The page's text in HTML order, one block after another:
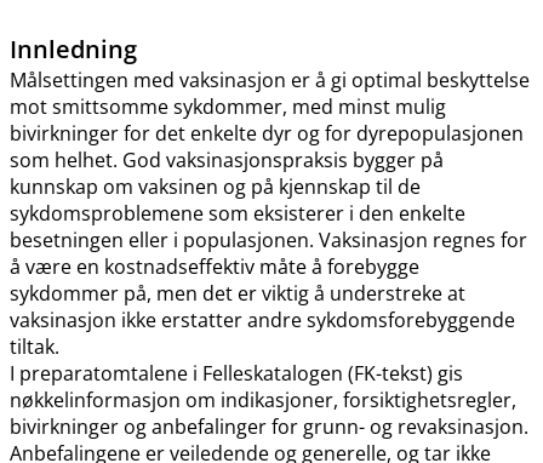
Innledning
Målsettingen med vaksinasjon er å gi optimal beskyttelse
mot smittsomme sykdommer, med minst mulig
bivirkninger for det enkelte dyr og for dyrepopulasjonen
som helhet. God vaksinasjonspraksis bygger på
kunnskap om vaksinen og på kjennskap til de
sykdomsproblemene som eksisterer i den enkelte
besetningen eller i populasjonen. Vaksinasjon regnes for
å være en kostnadseffektiv måte å forebygge
sykdommer på, men det er viktig å understreke at
vaksinasjon ikke erstatter andre sykdomsforebyggende
tiltak.
I preparatomtalene i Felleskatalogen (FK-tekst) gis
nøkkelinformasjon om indikasjoner, forsiktighetsregler,
bivirkninger og anbefalinger for grunn- og revaksinasjon.
Anbefalingene er veiledende og generelle, og tar ikke